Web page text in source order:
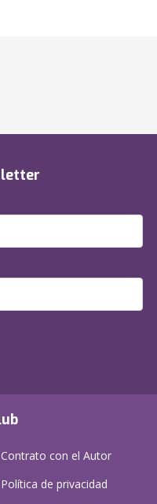
Contrato con el Autor
Política de privacidad